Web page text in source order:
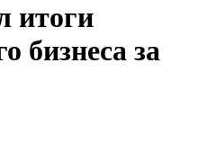
итоги
бизнеса за